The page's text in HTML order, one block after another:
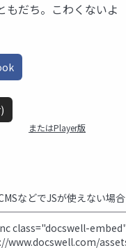
もだち。こわくないよ
またはPlayer版
などでJSが使えない場合